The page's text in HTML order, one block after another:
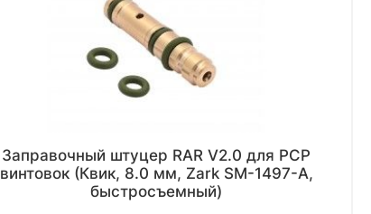
Заправочный штуцер RAR V2.0 для PCP
винтовок (Квик, 8.0 мм, Zark SM-1497-A,
быстросъемный)